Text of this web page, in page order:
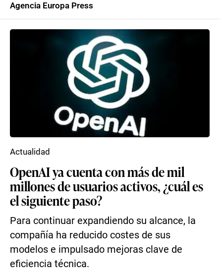
Agencia Europa Press
OpenAI ya cuenta con más de mil
millones de usuarios activos, ¿cuál es
el siguiente paso?
Para continuar expandiendo su alcance, la
compañía ha reducido costes de sus
modelos e impulsado mejoras clave de
eficiencia técnica.
Actualidad